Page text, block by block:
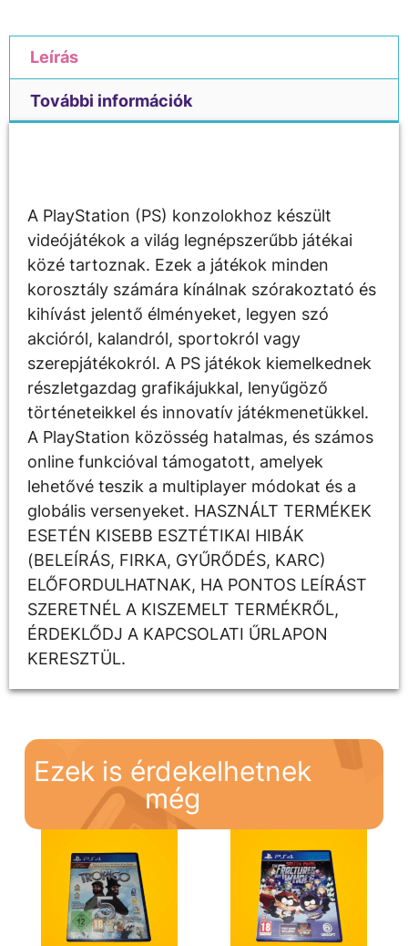
Leírás
További információk
A PlayStation (PS) konzolokhoz készült
videójátékok a világ legnépszerűbb játékai
közé tartoznak. Ezek a játékok minden
korosztály számára kínálnak szórakoztató és
kihívást jelentő élményeket, legyen szó
akcióról, kalandról, sportokról vagy
szerepjátékokról. A PS játékok kiemelkednek
részletgazdag grafikájukkal, lenyűgöző
történeteikkel és innovatív játékmenetükkel.
A PlayStation közösség hatalmas, és számos
online funkcióval támogatott, amelyek
lehetővé teszik a multiplayer módokat és a
globális versenyeket. HASZNÁLT TERMÉKEK
ESETÉN KISEBB ESZTÉTIKAI HIBÁK
(BELEÍRÁS, FIRKA, GYŰRŐDÉS, KARC)
ELŐFORDULHATNAK, HA PONTOS LEÍRÁST
SZERETNÉL A KISZEMELT TERMÉKRŐL,
ÉRDEKLŐDJ A KAPCSOLATI ŰRLAPON
KERESZTÜL.
Ezek is érdekelhetnek
még